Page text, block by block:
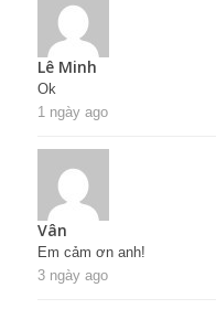
Lê Minh
Ok
1 ngày ago
Vân
Em cảm ơn anh!
3 ngày ago